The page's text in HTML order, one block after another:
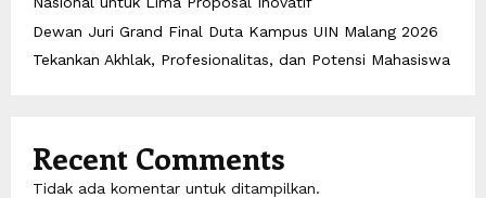
Dewan Juri Grand Final Duta Kampus UIN Malang 2026
Tekankan Akhlak, Profesionalitas, dan Potensi Mahasiswa
Recent Comments
Tidak ada komentar untuk ditampilkan.